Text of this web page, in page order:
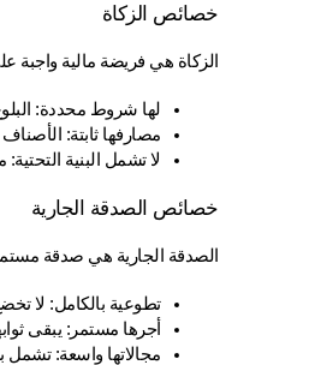
خصائص الزكاة
الزكاة هي فريضة مالية واجبة
لها شروط محددة:
مصارفها ثابتة:
لا تشمل البنية
خصائص الصدقة الجارية
الصدقة الجارية هي صدقة
تطوعية بالكامل: لا
أجرها مستمر: يبقى
مجالاتها واسعة: تشمل